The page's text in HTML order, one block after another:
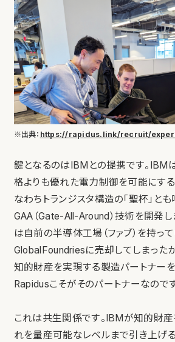
※出典： https://rapidus.link/recruit/
鍵となるのはIBMとの提携です。IBM
格よりも優れた電力制御を可能にする
なわちトランジスタ構造の「聖杯」と
GAA（Gate-All-Around）技術を開発し
は自前の半導体工場（ファブ）を持っ
GlobalFoundriesに売却してしまった
知的財産を実現する製造パートナーを
Rapidusこそがそのパートナーなのです
これは共生関係です。IBMが知的財産
れを量産可能なレベルまで引き上げる